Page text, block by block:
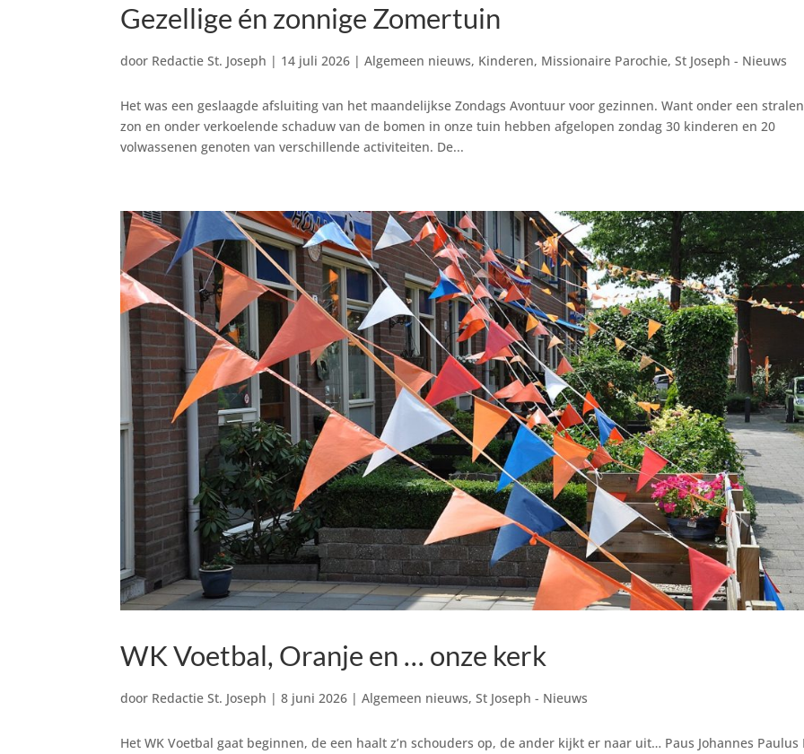
Gezellige én zonnige Zomertuin
door Redactie St. Joseph | 14 juli 2026 |Algemeen nieuws, Kinderen, Missionaire Parochie,St Joseph - Nieuws
Het was een geslaagde afsluiting van het maandelijkse Zondags Avontuur voor gezinnen. Want onder een
zon en onder verkoelende schaduw van de bomen in onze tuin hebben afgelopen zondag 30 kinderen en 20
volwassenen genoten van verschillende activiteiten. De...
WK Voetbal, Oranje en … onze kerk
door Redactie St. Joseph |8 juni 2026 |Algemeen nieuws,St Joseph - Nieuws
Het WK Voetbal gaat beginnen, de een haalt z’n schouders op, de ander kijkt er naar uit… Paus Johannes Paulus